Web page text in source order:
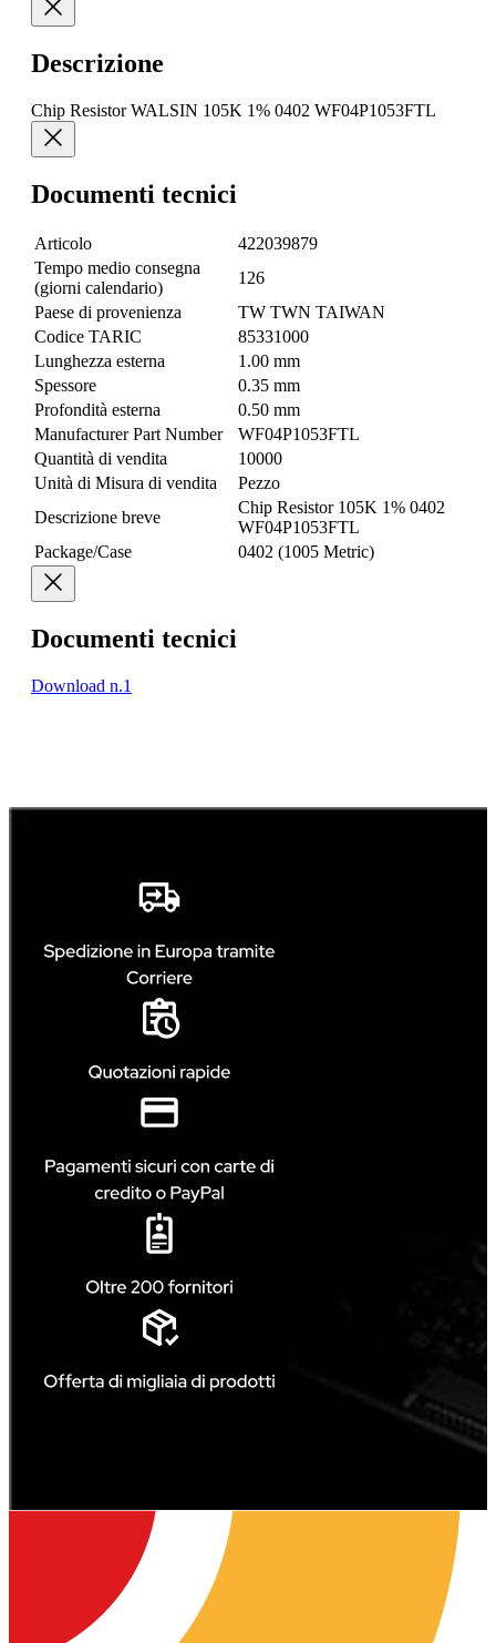
Descrizione
Chip Resistor WALSIN 105K 1% 0402 WF04P1053FTL
Documenti tecnici
Articolo
422039879
Tempo medio consegna
(giorni calendario)
126
Paese di provenienza
TW TWN TAIWAN
Codice TARIC
85331000
Lunghezza esterna
1.00 mm
Spessore
0.35 mm
Profondità esterna
0.50 mm
Manufacturer Part Number
WF04P1053FTL
Quantità di vendita
10000
Unità di Misura di vendita
Pezzo
Descrizione breve
Chip Resistor 105K 1% 0402
WF04P1053FTL
Package/Case
0402 (1005 Metric)
Documenti tecnici
Download n.1